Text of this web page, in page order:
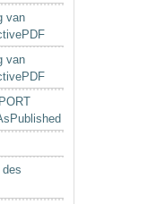
van
van